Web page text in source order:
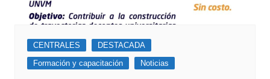
CENTRALES
DESTACADA
Formación y capacitación
Noticias